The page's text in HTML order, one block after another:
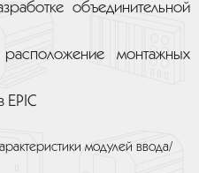
объединительной
монтажных
EPIC
модулей ввода/